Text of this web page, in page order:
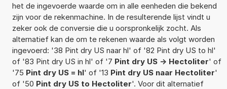
het de ingevoerde waarde om in alle eenheden die bekend
zijn voor de rekenmachine. In de resulterende lijst vindt u
zeker ook de conversie die u oorspronkelijk zocht. Als
alternatief kan de om te rekenen waarde als volgt worden
ingevoerd: '38 Pint dry US naar hl' of '82 Pint dry US to hl'
of '83 Pint dry US in hl' of '7 Pint dry US -> Hectoliter' of
'75 Pint dry US = hl' of '13 Pint dry US naar Hectoliter'
of '50 Pint dry US to Hectoliter'. Voor dit alternatief